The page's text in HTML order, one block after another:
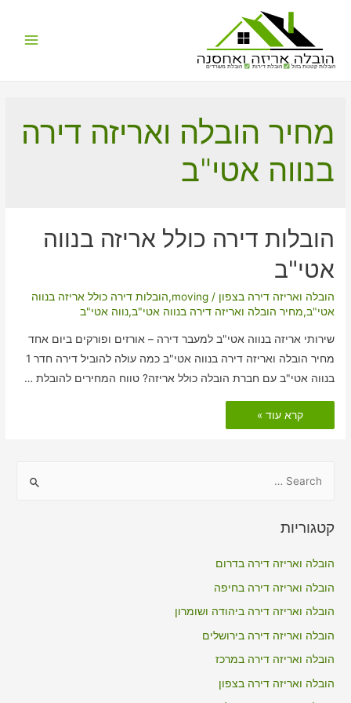
הובלות קטנות בזול הובלת דירות הובלת משרדים
מחיר הובלה ואריזה דירה
בנווה אטי"ב
הובלות דירה כולל אריזה בנווה
אטי"ב
הובלה ואריזה דירה בצפון /
moving
,הובלות דירה כולל אריזה בנווה
אטי"ב,מחיר הובלה ואריזה דירה בנווה אטי"ב,נווה אטי"ב
שירותי אריזה בנווה אטי"ב למעבר דירה – אורזים ופורקים ביום אחד
מחיר הובלה ואריזה דירה בנווה אטי"ב כמה עולה להוביל דירה חדר 1
בנווה אטי"ב עם חברת הובלה כולל אריזה? טווח המחירים להובלת …
הובלות
דירה
כולל
קרא עוד »
r
o
r
:
קטגוריות
הובלה ואריזה דירה בדרום
הובלה ואריזה דירה בחיפה
הובלה ואריזה דירה ביהודה ושומרון
הובלה ואריזה דירה בירושלים
הובלה ואריזה דירה במרכז
הובלה ואריזה דירה בצפון